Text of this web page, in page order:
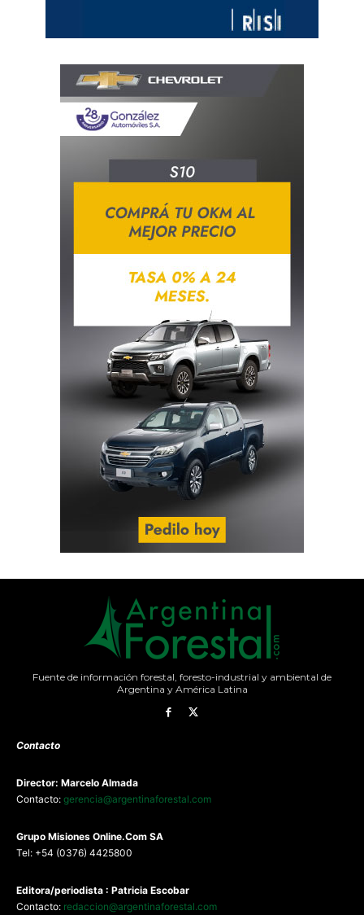
Fuente de información forestal, foresto-industrial y ambiental de
Argentina y América Latina
Contacto
Director: Marcelo Almada
Contacto: gerencia@argentinaforestal.com
Grupo Misiones Online.Com SA
Tel: +54 (0376) 4425800
Editora/periodista : Patricia Escobar
Contacto: redaccion@argentinaforestal.com